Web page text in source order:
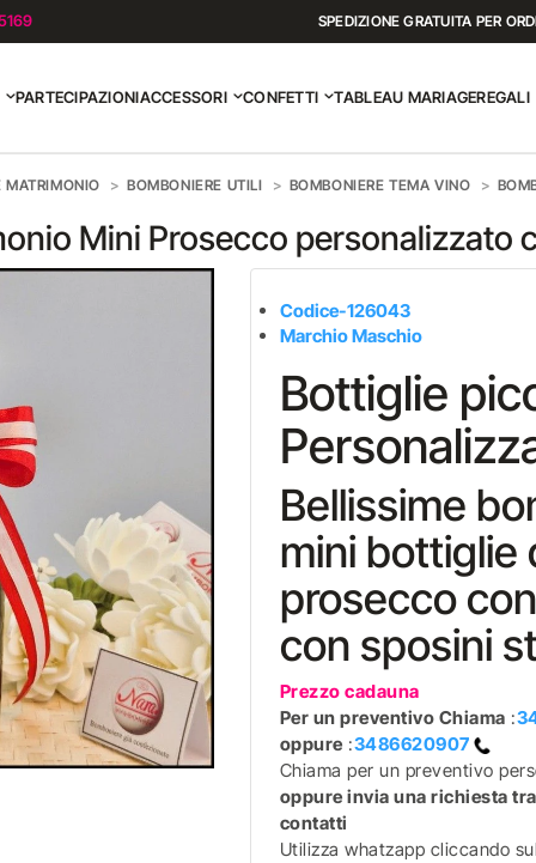
SPEDIZIONE GRATUITA PER
PARTECIPAZIONIACCESSORI CONFETTI TABLEAU MARIAGEREGALI
MATRIMONIO BOMBONIERE UTILI BOMBONIERE TEMA VINO
Mini Prosecco personalizzato
Codice-126043
Marchio Maschio
Bottiglie
Bellissime
mini bottiglie
prosecco
con sposini
Prezzo cadauna
Per un preventivo Chiama :
oppure :3486620907
Chiama per un preventivo
oppure invia una richiesta
contatti
Utilizza whatzapp cliccando